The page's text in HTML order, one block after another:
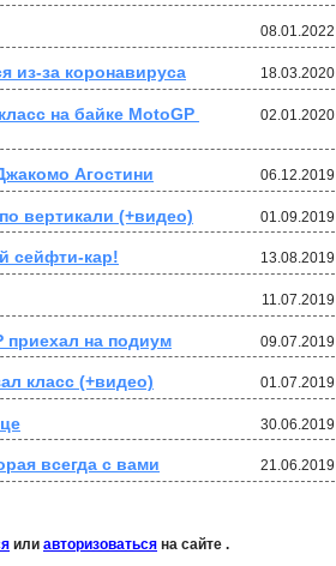
08.01.2022
18.03.2020
из-за коронавируса
02.01.2020
на байке MotoGP
06.12.2019
Агостини
01.09.2019
вертикали (+видео)
13.08.2019
сейфти-кар!
11.07.2019
09.07.2019
приехал на подиум
01.07.2019
класс (+видео)
30.06.2019
21.06.2019
всегда с вами
или авторизоваться на сайте .